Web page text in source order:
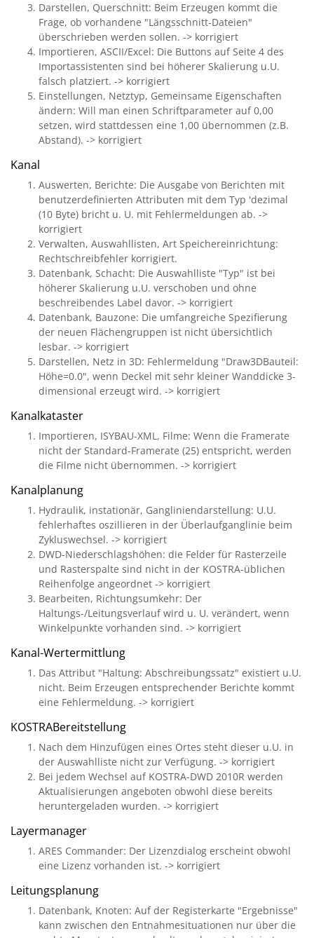
Darstellen, Querschnitt: Beim Erzeugen kommt die
Frage, ob vorhandene "Längsschnitt-Dateien"
überschrieben werden sollen. -> korrigiert
Importieren, ASCII/Excel: Die Buttons auf Seite 4 des
Importassistenten sind bei höherer Skalierung u.U.
falsch platziert. -> korrigiert
Einstellungen, Netztyp, Gemeinsame Eigenschaften
ändern: Will man einen Schriftparameter auf 0,00
setzen, wird stattdessen eine 1,00 übernommen (z.B.
Abstand). -> korrigiert
Kanal
Auswerten, Berichte: Die Ausgabe von Berichten mit
benutzerdefinierten Attributen mit dem Typ 'dezimal
(10 Byte) bricht u. U. mit Fehlermeldungen ab. ->
korrigiert
Verwalten, Auswahllisten, Art Speichereinrichtung:
Rechtschreibfehler korrigiert.
Datenbank, Schacht: Die Auswahlliste "Typ" ist bei
höherer Skalierung u.U. verschoben und ohne
beschreibendes Label davor. -> korrigiert
Datenbank, Bauzone: Die umfangreiche Spezifierung
der neuen Flächengruppen ist nicht übersichtlich
lesbar. -> korrigiert
Darstellen, Netz in 3D: Fehlermeldung "Draw3DBauteil:
Höhe=0.0", wenn Deckel mit sehr kleiner Wanddicke 3-
dimensional erzeugt wird. -> korrigiert
Kanalkataster
Importieren, ISYBAU-XML, Filme: Wenn die Framerate
nicht der Standard-Framerate (25) entspricht, werden
die Filme nicht übernommen. -> korrigiert
Kanalplanung
Hydraulik, instationär, Gangliniendarstellung: U.U.
fehlerhaftes oszillieren in der Überlaufganglinie beim
Zykluswechsel. -> korrigiert
DWD-Niederschlagshöhen: die Felder für Rasterzeile
und Rasterspalte sind nicht in der KOSTRA-üblichen
Reihenfolge angeordnet -> korrigiert
Bearbeiten, Richtungsumkehr: Der
Haltungs-/Leitungsverlauf wird u. U. verändert, wenn
Winkelpunkte vorhanden sind. -> korrigiert
Kanal-Wertermittlung
Das Attribut "Haltung: Abschreibungssatz" existiert u.U.
nicht. Beim Erzeugen entsprechender Berichte kommt
eine Fehlermeldung. -> korrigiert
KOSTRABereitstellung
Nach dem Hinzufügen eines Ortes steht dieser u.U. in
der Auswahlliste nicht zur Verfügung. -> korrigiert
Bei jedem Wechsel auf KOSTRA-DWD 2010R werden
Aktualisierungen angeboten obwohl diese bereits
heruntergeladen wurden. -> korrigiert
Layermanager
ARES Commander: Der Lizenzdialog erscheint obwohl
eine Lizenz vorhanden ist. -> korrigiert
Leitungsplanung
Datenbank, Knoten: Auf der Registerkarte "Ergebnisse"
kann zwischen den Entnahmesituationen nur über die